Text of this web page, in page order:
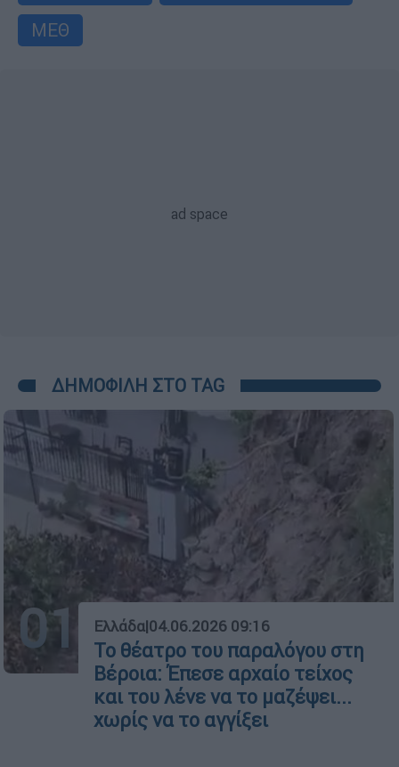
ΜΕΘ
ΔΗΜΟΦΙΛΗ ΣΤΟ TAG
01 Ελλάδα|04.06.2026 09:16
Το θέατρο του παραλόγου στη
Βέροια: Έπεσε αρχαίο τείχος
και του λένε να το μαζέψει...
χωρίς να το αγγίξει